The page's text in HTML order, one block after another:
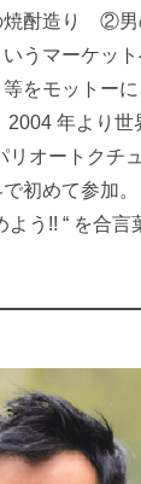
酎造り ②男
いうマーケッ
モットーに
2004 年より世
リオートクチ
初めて参加。
よう!! “ を合